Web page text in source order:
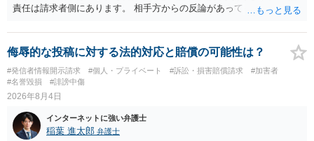
責任は請求者側にあります。 相手方からの反論があっても、裁判官が
方が口頭で反論したのは、仮処分は迅速性が要求されるためです。 書
面での反論となれば、より遅延する可能性がございます。 また、本件
はXのため、APのIPアドレスの保存期間の問題もございます。 開示請
求は法律知識が不可欠ですが、それだけでは足りず、実務を踏まえた
方法を選択することが重要です。
侮辱的な投稿に対する法的対応と賠償の可能性は？
#発信者情報開示請求 #個人・プライベート #訴訟・損害賠償請求
#加害者
#名誉毀損
#誹謗中傷
2026年8月4日
インターネットに強い弁護士
稲葉 進太郎 弁護士